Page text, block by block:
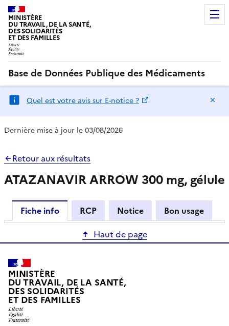
MINISTÈRE
DU TRAVAIL, DE LA SANTÉ,
DES SOLIDARITÉS
ET DES FAMILLES
Base de Données Publique des Médicaments
Quel est votre avis sur E-notice ?
Dernière mise à jour le 03/08/2026
Retour aux résultats
ATAZANAVIR ARROW 300 mg, gélule
Fiche info RCP Notice
Bon usage
Haut de page
MINISTÈRE
DU TRAVAIL, DE LA SANTÉ,
DES SOLIDARITÉS
ET DES FAMILLES